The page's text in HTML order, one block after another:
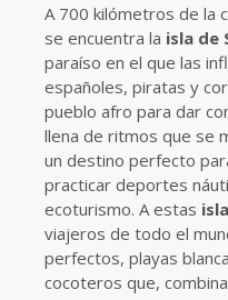
A 700 kilómetros de la
se encuentra la isla de
paraíso en el que las
españoles, piratas y
pueblo afro para dar
llena de ritmos que se
un destino perfecto
practicar deportes
ecoturismo. A estas
viajeros de todo el
perfectos, playas
cocoteros que,